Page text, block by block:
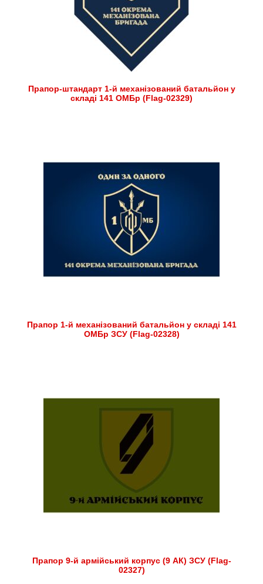
Прапор-штандарт 1-й механізований батальйон у
складі 141 ОМБр (Flag-02329)
Прапор 1-й механізований батальйон у складі 141
ОМБр ЗСУ (Flag-02328)
Прапор 9-й армійський корпус (9 АК) ЗСУ (Flag-
02327)